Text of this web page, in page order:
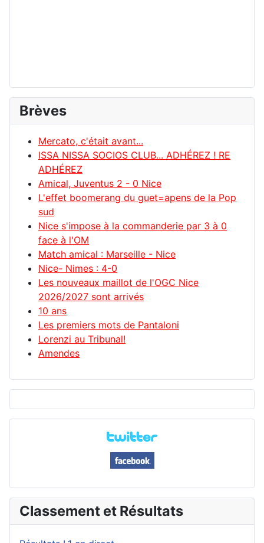
Brèves
Mercato, c'était avant...
ISSA NISSA SOCIOS CLUB... ADHÉREZ ! RE
ADHÉREZ
Amical, Juventus 2 - 0 Nice
L'effet boomerang du guet=apens de la Pop
sud
Nice s'impose à la commanderie par 3 à 0
face à l'OM
Match amical : Marseille - Nice
Nice- Nimes : 4-0
Les nouveaux maillot de l'OGC Nice
2026/2027 sont arrivés
10 ans
Les premiers mots de Pantaloni
Lorenzi au Tribunal!
Amendes
Classement et Résultats